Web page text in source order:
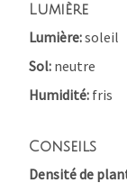
Lumière
Lumière soleil
Sol neutre
Humidité fris
Conseils
Densité de